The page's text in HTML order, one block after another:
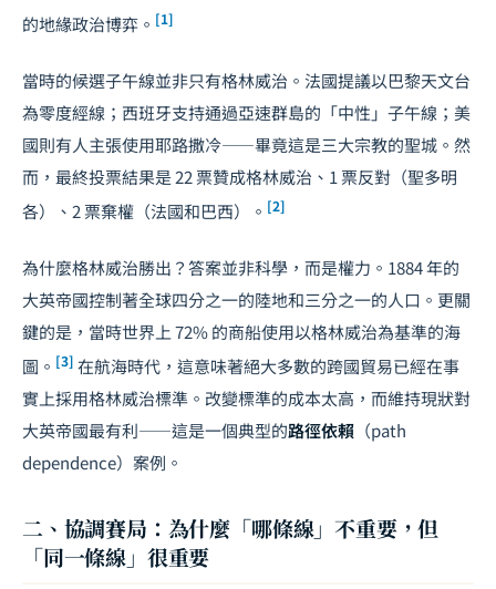
的地緣政治博弈。 [1]
當時的候選子午線並非只有格林威治。法國提議以巴黎天文台
為零度經線；西班牙支持通過亞速群島的「中性」子午線；美
國則有人主張使用耶路撒冷——畢竟這是三大宗教的聖城。然
而，最終投票結果是 22 票贊成格林威治、1 票反對（聖多明
各）、2 票棄權（法國和巴西）。 [2]
為什麼格林威治勝出？答案並非科學，而是權力。1884 年的
大英帝國控制著全球四分之一的陸地和三分之一的人口。更關
鍵的是，當時世界上 72% 的商船使用以格林威治為基準的海
圖。 [3] 在航海時代，這意味著絕大多數的跨國貿易已經在事
實上採用格林威治標準。改變標準的成本太高，而維持現狀對
大英帝國最有利——這是一個典型的路徑依賴 （path
dependence）案例。
二、協調賽局：為什麼「哪條線」不重要，但
「同一條線」很重要